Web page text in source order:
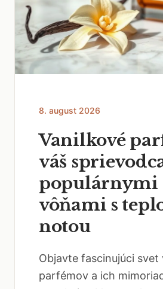
8. august 2026
Vanilkové
váš
populárnymi
vôňami s
notou
Objavte fascinujúci svet
parfémov a ich